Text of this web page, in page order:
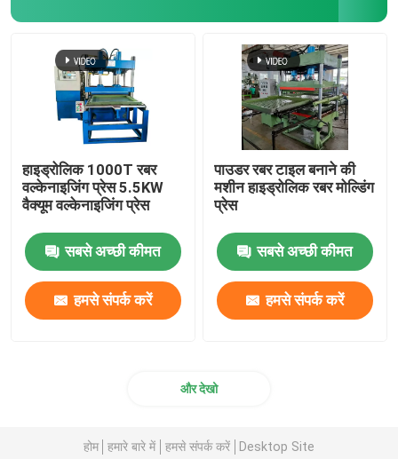
हाइड्रोलिक 1000T रबर
वल्केनाइजिंग प्रेस 5.5KW
वैक्यूम वल्केनाइजिंग प्रेस
सबसे अच्छी कीमत
हमसे संपर्क करें
पाउडर रबर टाइल बनाने की
मशीन हाइड्रोलिक रबर मोल्डिंग
प्रेस
सबसे अच्छी कीमत
हमसे संपर्क करें
और देखो
होम हमारे बारे में हमसे संपर्क करें Desktop Site